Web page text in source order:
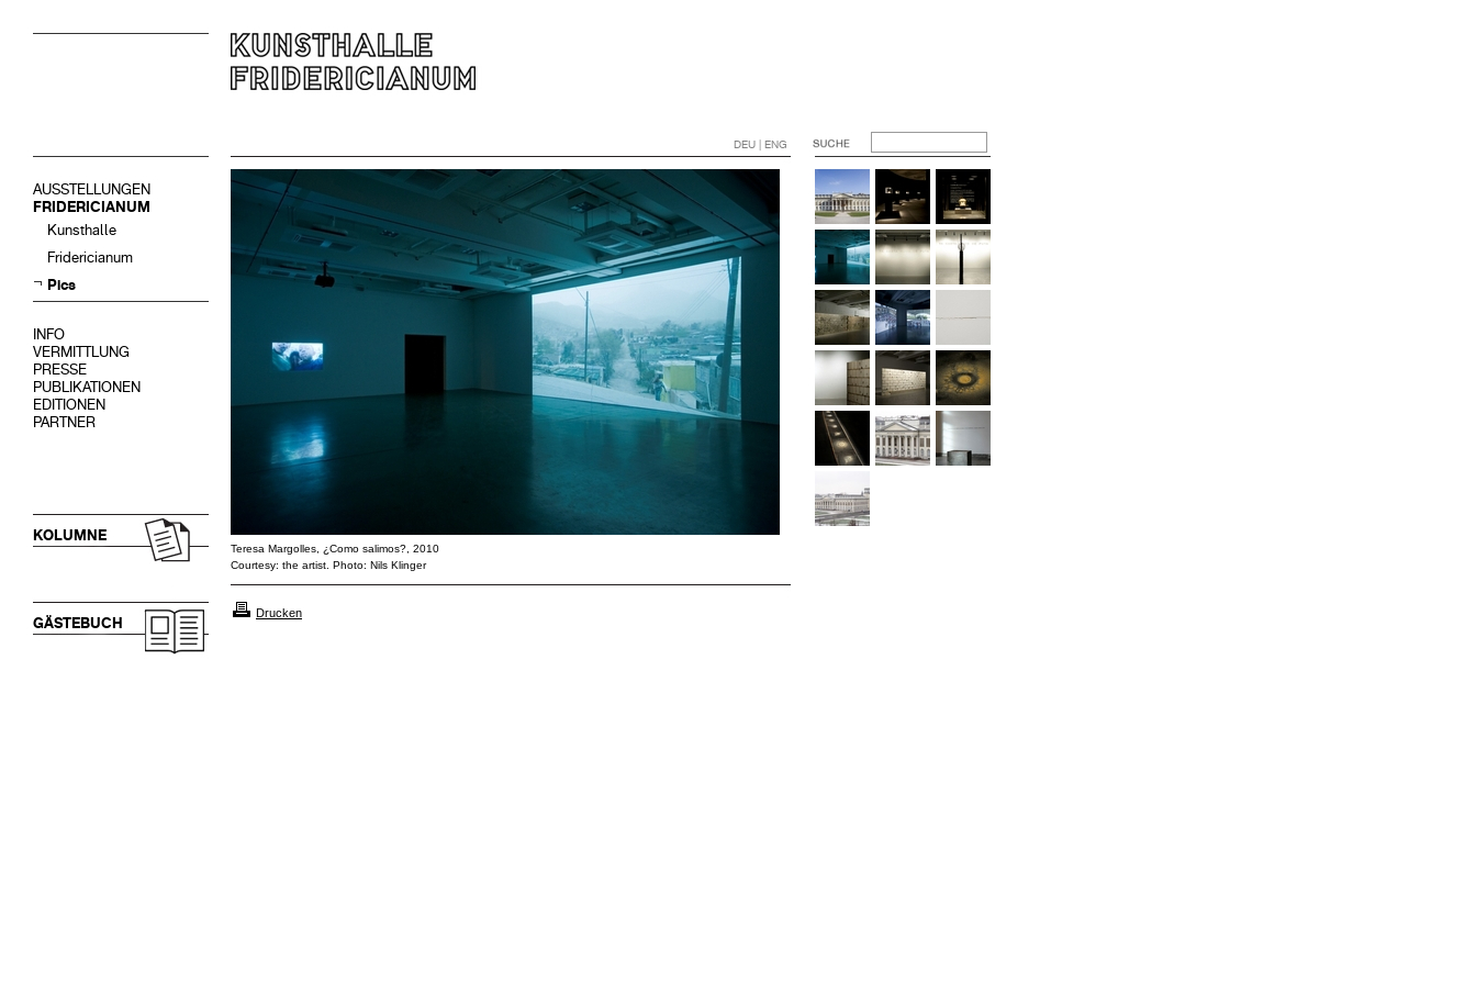
DEU | ENG
AUSSTELLUNGEN
FRIDERICIANUM
Kunsthalle
Fridericianum
Pics
INFO
VERMITTLUNG
PRESSE
PUBLIKATIONEN
EDITIONEN
PARTNER
KOLUMNE
GÄSTEBUCH
Teresa Margolles, ¿Como salimos?, 2010
Courtesy: the artist. Photo: Nils Klinger
Drucken